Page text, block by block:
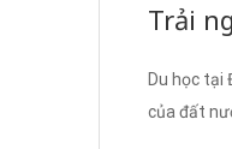
Trải
Du học tại
của đất